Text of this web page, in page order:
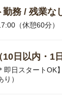
勤務 / 残業な
（休憩60分）
日以内・1
即日スタート
り）